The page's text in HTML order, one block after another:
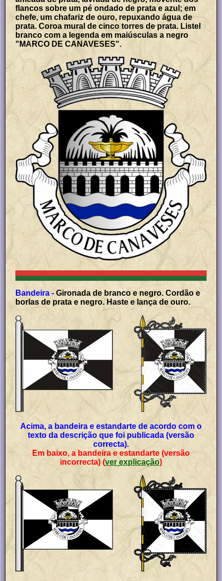
flancos sobre um pé ondado de prata e azul; em
chefe, um chafariz de ouro, repuxando água de
prata. Coroa mural de cinco torres de prata. Listel
branco com a legenda em maiúsculas a negro
"MARCO DE CANAVESES".
Bandeira - Gironada de branco e negro. Cordão e
borlas de prata e negro. Haste e lança de ouro.
Acima, a bandeira e estandarte de acordo com o
texto da descrição que foi publicada (versão
correcta).
Em baixo, a bandeira e estandarte (versão
incorrecta) (
ver explicação)